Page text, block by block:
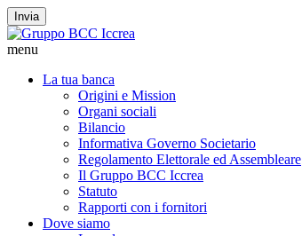
Invia
menu
La tua banca
Origini e Mission
Organi sociali
Bilancio
Informativa Governo Societario
Regolamento Elettorale ed Assembleare
Il Gruppo BCC Iccrea
Statuto
Rapporti con i fornitori
Dove siamo